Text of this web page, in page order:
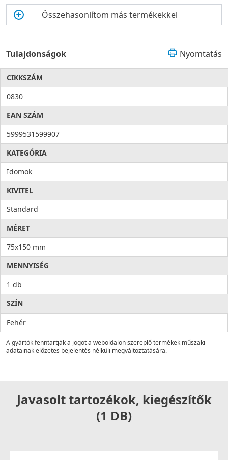
Összehasonlítom más termékekkel
Tulajdonságok Nyomtatás
CIKKSZÁM
0830
EAN SZÁM
5999531599907
KATEGÓRIA
Idomok
KIVITEL
Standard
MÉRET
75x150 mm
MENNYISÉG
1 db
SZÍN
Fehér
A gyártók fenntartják a jogot a weboldalon szereplő termékek műszaki
adatainak előzetes bejelentés nélküli megváltoztatására.
Javasolt tartozékok, kiegészítők
(1 DB)